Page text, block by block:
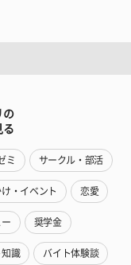
の
る
ミ サークル・部活
・イベント 恋愛
奨学金
知識 バイト体験談